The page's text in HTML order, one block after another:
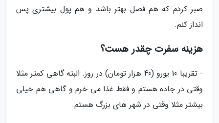
صبر کردم که هم فصل بهتر باشد و هم پول بیشتری پس
انداز کنم.
هزینه سفرت چقدر هست؟
- تقریبا 10 یورو (40 هزار تومان) در روز. البته گاهی کمتر مثلا
وقتی در جاده هستم و فقط غذا می خرم و گاهی هم خیلی
بیشتر مثلا وقتی در شهر های بزرگ هستم.